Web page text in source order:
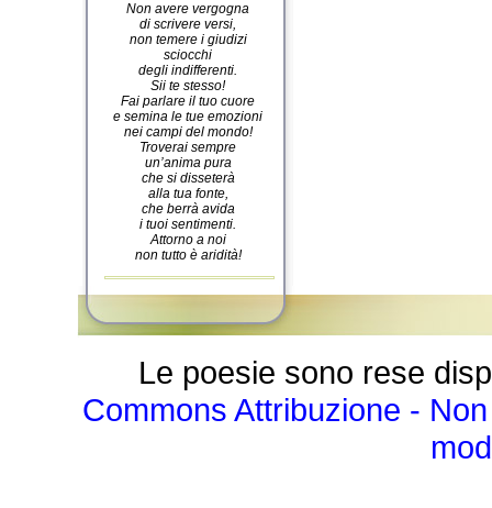
Non avere vergogna
di scrivere versi,
non temere i giudizi
sciocchi
degli indifferenti.
Sii te stesso!
Fai parlare il tuo cuore
e semina le tue emozioni
nei campi del mondo!
Troverai sempre
un’anima pura
che si disseterà
alla tua fonte,
che berrà avida
i tuoi sentimenti.
Attorno a noi
non tutto è aridità!
Le poesie sono rese
Commons Attribuzione -